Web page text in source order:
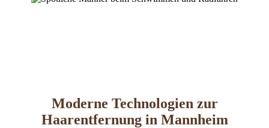
Moderne Technologien zur
Haarentfernung in Mannheim